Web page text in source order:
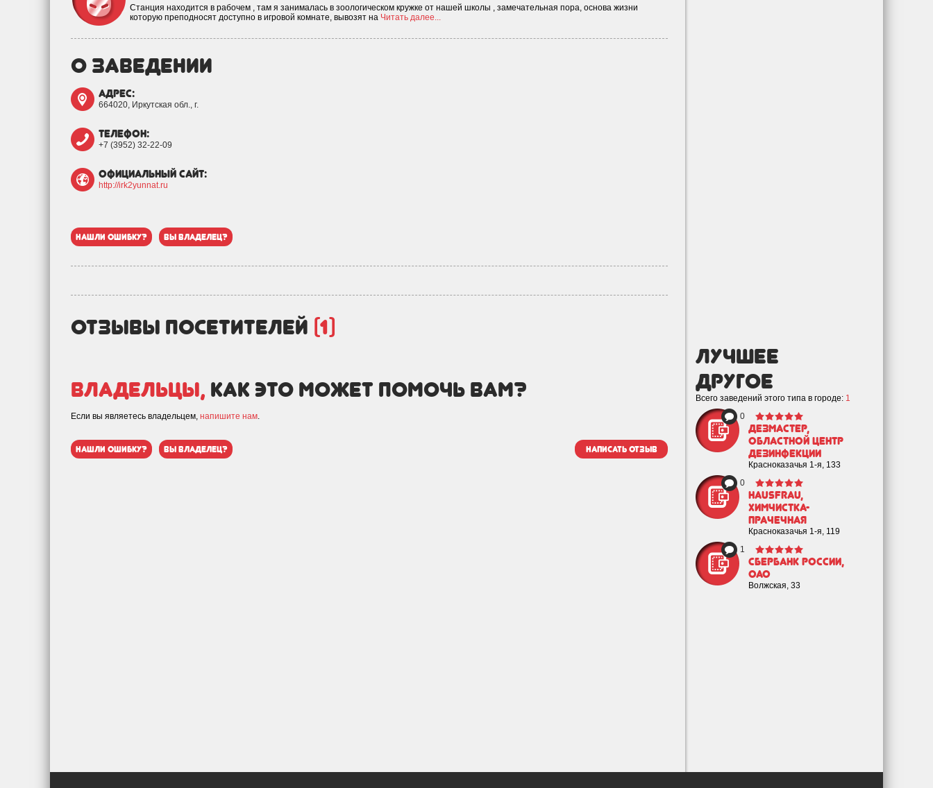
лучшее
Другое
Всего заведений этого типа в городе: 1
0
ДезМастер,
областной центр
дезинфекции
Красноказачья 1-я, 133
0
HAUSFRAU,
химчистка-
прачечная
Красноказачья 1-я, 119
1
Сбербанк России,
ОАО
Волжская, 33
Станция находится в рабочем , там я занималась в зоологическом кружке от нашей школы , замечательная пора, основа жизни
которую преподносят доступно в игровой комнате, вывозят на Читать далее...
о заведении
адрес:
664020, Иркутская обл., г.
телефон:
+7 (3952) 32-22-09
официальный сайт:
http://irk2yunnat.ru
нашли ошибку? вы владелец?
отзывы посетителей (1)
Владельцы, как это может помочь вам?
Если вы являетесь владельцем, напишите нам.
нашли ошибку? вы владелец? написать отзыв